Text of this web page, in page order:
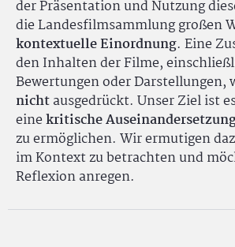
der Präsentation und Nutzung
die Landesfilmsammlung großen
kontextuelle Einordnung. Eine
den Inhalten der Filme,
Bewertungen oder Darstellungen,
nichtausgedrückt. Unser Ziel ist
einekritische
zu ermöglichen. Wir ermutigen
im Kontext zu betrachten und
Reflexion anregen.